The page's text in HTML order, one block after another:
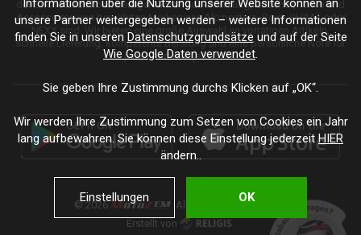
der Suche nach hochwertiger Motorradbekleidung, Zubehör, Teilen und
Accessoires von bewährten Marken wie Alpinestars, Revit, SHIMA oder
NEXX sind. Wir bieten eine große Auswahl an vorrätigen Artikeln,
schnelle Lieferung, kompetente Beratung und eine persönliche Note für
jede Fahrt und jeden Stil.
© 2026
. Alle Rechte vorbehalten.
Erstellt von
.
Informationen über die Nutzung unserer Website können an
unsere Partner weitergegeben werden – weitere Informationen
finden Sie in unseren Datenschutzgrundsätze und auf der Seite
Wie Google Daten verwendet.
Sie geben Ihre Zustimmung durchs Klicken auf „OK“.
Wir werden Ihre Zustimmung zum Setzen von Cookies ein Jahr
lang aufbewahren. Sie können diese Einstellung jederzeitHIER
ändern..
Einstellungen OK